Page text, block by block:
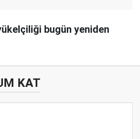
bugün yeniden
KAT